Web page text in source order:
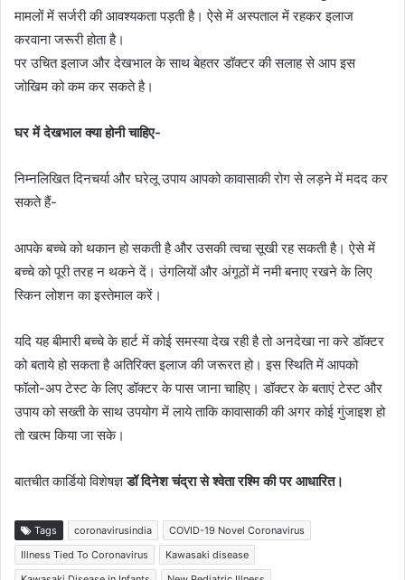
मामलों में सर्जरी की आवश्यकता पड़ती है। ऐसे में अस्पताल में रहकर इलाज
करवाना जरूरी होता है।
पर उचित इलाज और देखभाल के साथ बेहतर डॉक्टर की सलाह से आप इस
जोखिम को कम कर सकते है।
घर में देखभाल क्या होनी चाहिए-
निम्नलिखित दिनचर्या और घरेलू उपाय आपको कावासाकी रोग से लड़ने में मदद कर
सकते हैं-
आपके बच्चे को थकान हो सकती है और उसकी त्वचा सूखी रह सकती है। ऐसे में
बच्चे को पूरी तरह न थकने दें। उंगलियों और अंगूठों में नमी बनाए रखने के लिए
स्किन लोशन का इस्तेमाल करें।
यदि यह बीमारी बच्चे के हार्ट में कोई समस्या देख रही है तो अनदेखा ना करे डॉक्टर
को बताये हो सकता है अतिरिक्त इलाज की जरूरत हो। इस स्थिति में आपको
फॉलो-अप टेस्ट के लिए डॉक्टर के पास जाना चाहिए। डॉक्टर के बताएं टेस्ट और
उपाय को सख्ती के साथ उपयोग में लाये ताकि कावासाकी की अगर कोई गुंजाइश हो
तो खत्म किया जा सके।
बातचीत कार्डियो विशेषज्ञडॉ दिनेश चंद्रा से श्वेता रश्मि की पर आधारित।
Tags coronavirusindia
COVID-19 Novel Coronavirus
Illness Tied To Coronavirus
Kawasaki disease